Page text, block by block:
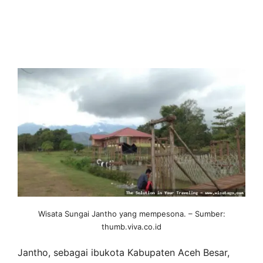
Wisata Sungai Jantho yang mempesona. – Sumber:
thumb.viva.co.id
Jantho, sebagai ibukota Kabupaten Aceh Besar,